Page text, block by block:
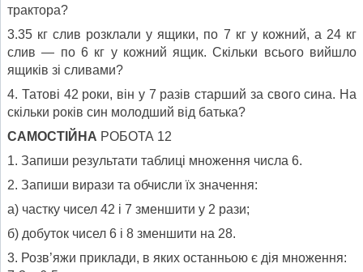
трактора?
3.35 кг слив розклали у ящики, по 7 кг у кожний, а 24 кг
слив — по 6 кг у кожний ящик. Скільки всього вийшло
ящиків зі сливами?
4. Татові 42 роки, він у 7 разів старший за свого сина. На
скільки років син молодший від батька?
САМОСТІЙНА РОБОТА 12
1. Запиши результати таблиці множення числа 6.
2. Запиши вирази та обчисли їх значення:
а) частку чисел 42 і 7 зменшити у 2 рази;
б) добуток чисел 6 і 8 зменшити на 28.
3. Розв’яжи приклади, в яких останньою є дія множення: